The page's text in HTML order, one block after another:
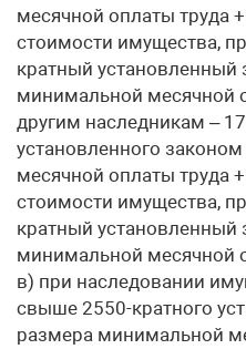
месячной оплаты труда
стоимости имущества,
кратный установленный
минимальной месячной
другим наследникам –
установленного
месячной оплаты труда
стоимости имущества,
кратный установленный
минимальной месячной
в) при наследовании
свыше 2550-кратного
размера минимальной